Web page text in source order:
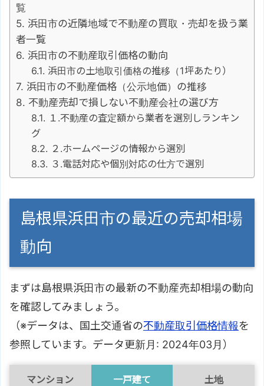
覧
浜田市の近隣地域で不動産の買取・売却を扱う業
者一覧
浜田市の不動産取引価格の動向
浜田市の土地取引価格の推移（1坪あたり）
浜田市の不動産価格（公示地価）の推移
不動産売却で損しない不動産会社の選び方
１.不動産の査定額から業者を選別しランキン
グ
２.ホームページの情報から選別
３.電話対応や個別対応の仕方で選別
島根県浜田市の最近の売却相場
動向
まずは島根県浜田市の最新の不動産売却相場の動向
を確認してみましょう。
（※データは、国土交通省の不動産取引価格情報を
参照しています。データ更新月: 2024年03月）
マンション 一戸建て 土地